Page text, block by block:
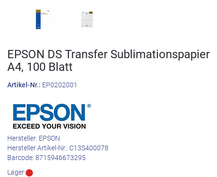
EPSON DS Transfer Sublimationspapier
A4, 100 Blatt
Artikel-Nr.: EP0202001
Hersteller: EPSON
Hersteller Artikel-Nr.: C13S400078
Barcode: 8715946673295
Lager: